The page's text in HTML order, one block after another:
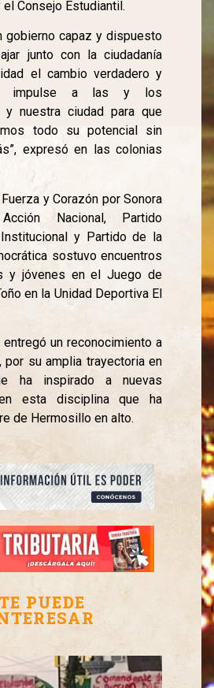
Consejo Estudiantil.
gobierno capaz y dispuesto
junto con la ciudadanía
el cambio verdadero y
impulse a las y los
y nuestra ciudad para que
todo su potencial sin
expresó en las colonias
y Corazón por Sonora
Nacional, Partido
Institucional y Partido de la
sostuvo encuentros
y jóvenes en el Juego de
en la Unidad Deportiva El
entregó un reconocimiento a
por su amplia trayectoria en
ha inspirado a nuevas
esta disciplina que ha
de Hermosillo en alto.
PUEDE